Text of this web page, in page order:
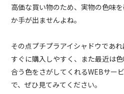
高価な買い物のため、実物の色味
か手が出ませんよね。
その点プチプラアイシャドウであ
すぐに購入しやすく、また最近は
合う色をさがしてくれるWEBサー
で、ぜひ見てみてください。